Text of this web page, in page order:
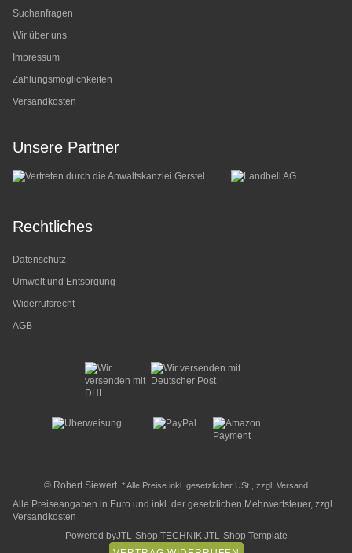
Suchanfragen
Wir über uns
Impressum
Zahlungsmöglichkeiten
Versandkosten
Unsere Partner
Rechtliches
Datenschutz
Umwelt und Entsorgung
Widerrufsrecht
AGB
© Robert Siewert * Alle Preise inkl. gesetzlicher USt., zzgl. Versand
Alle Preiseangaben in Euro und inkl. der gesetzlichen Mehrwertsteuer, zzgl.
Versandkosten
Powered byJTL-Shop TECHNIK JTL-Shop Template